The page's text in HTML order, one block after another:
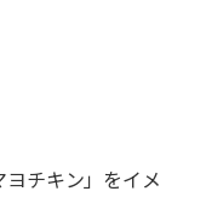
チキン」をイメ